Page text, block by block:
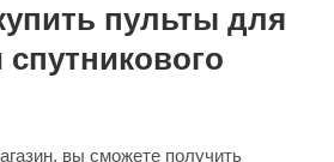
пульты для
спутникового
вы сможете получить